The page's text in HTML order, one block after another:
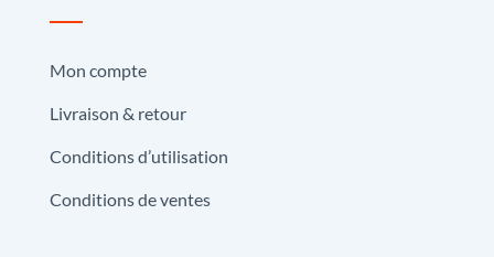
Mon compte
Livraison & retour
Conditions d’utilisation
Conditions de ventes